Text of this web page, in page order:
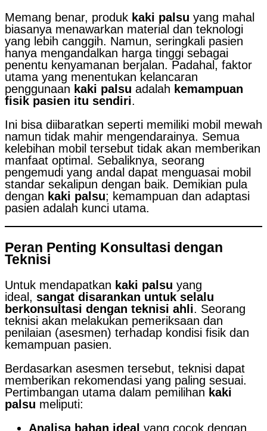
Memang benar, produk kaki palsu yang mahal
biasanya menawarkan material dan teknologi
yang lebih canggih. Namun, seringkali pasien
hanya mengandalkan harga tinggi sebagai
penentu kenyamanan berjalan. Padahal, faktor
utama yang menentukan kelancaran
penggunaan kaki palsu adalah kemampuan
fisik pasien itu sendiri.
Ini bisa diibaratkan seperti memiliki mobil mewah
namun tidak mahir mengendarainya. Semua
kelebihan mobil tersebut tidak akan memberikan
manfaat optimal. Sebaliknya, seorang
pengemudi yang andal dapat menguasai mobil
standar sekalipun dengan baik. Demikian pula
dengan kaki palsu; kemampuan dan adaptasi
pasien adalah kunci utama.
Peran Penting Konsultasi dengan
Teknisi
Untuk mendapatkan kaki palsu yang
ideal, sangat disarankan untuk selalu
berkonsultasi dengan teknisi ahli. Seorang
teknisi akan melakukan pemeriksaan dan
penilaian (asesmen) terhadap kondisi fisik dan
kemampuan pasien.
Berdasarkan asesmen tersebut, teknisi dapat
memberikan rekomendasi yang paling sesuai.
Pertimbangan utama dalam pemilihan kaki
palsu meliputi:
Analisa bahan ideal yang cocok dengan